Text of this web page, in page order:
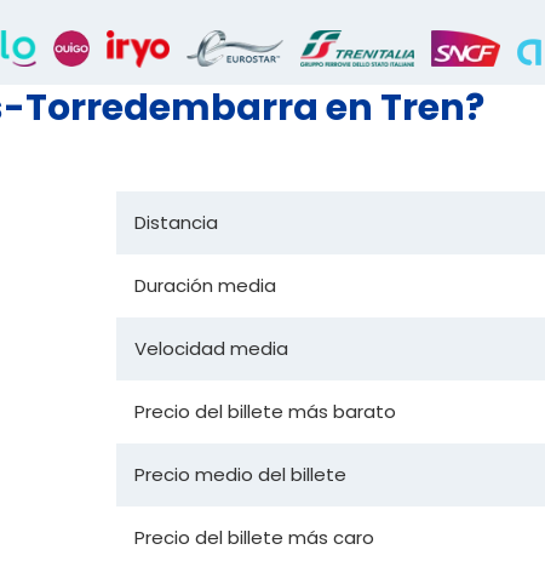
Torredembarra en Tren?
Distancia
Duración media
Velocidad media
Precio del billete más barato
Precio medio del billete
Precio del billete más caro